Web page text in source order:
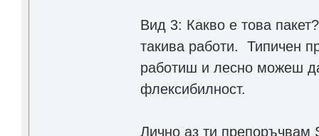
Вид 3: Какво е това
такива работи. Типичен
работиш и лесно можеш
флексибилност.
Лично аз ти препоръчвам